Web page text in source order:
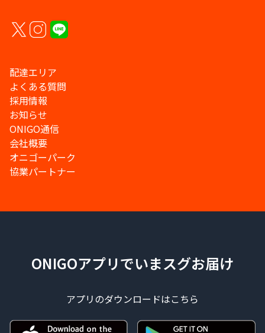
配達エリア
よくある質問
採用情報
お知らせ
ONIGO通信
会社概要
オニゴーパーク
協業パートナー
ONIGOアプリでいまスグお届け
アプリのダウンロードはこちら